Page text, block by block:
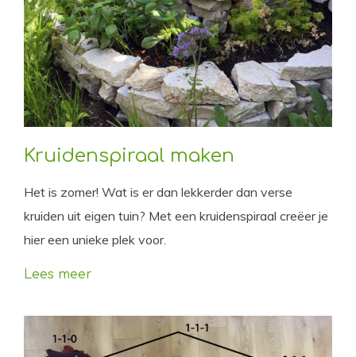
Kruidenspiraal maken
Het is zomer! Wat is er dan lekkerder dan verse
kruiden uit eigen tuin? Met een kruidenspiraal creëer je
hier een unieke plek voor.
Lees meer